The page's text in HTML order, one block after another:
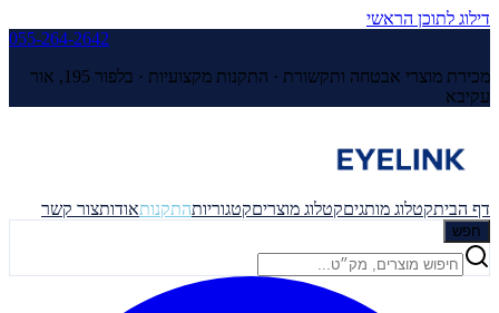
דילוג לתוכן הראשי
055-264-2642
מכירת מוצרי אבטחה ותקשורת · התקנות מקצועיות ·
בלפור 195, אור
עקיבא
דף הביתקטלוג מותגיםקטלוג מוצריםקטגוריותהתקנותאודותצור קשר
חפש